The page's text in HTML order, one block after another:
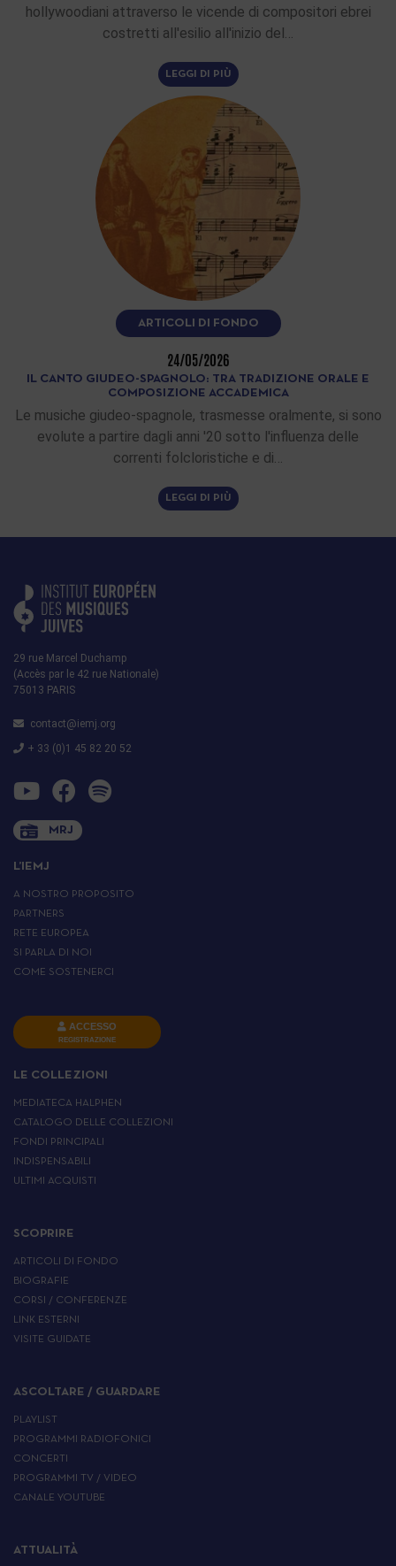
hollywoodiani attraverso le vicende di compositori ebrei
costretti all'esilio all'inizio del…
LEGGI DI PIÙ
ARTICOLI DI FONDO
24/05/2026
IL CANTO GIUDEO-SPAGNOLO: TRA TRADIZIONE ORALE E
COMPOSIZIONE ACCADEMICA
Le musiche giudeo-spagnole, trasmesse oralmente, si sono
evolute a partire dagli anni '20 sotto l'influenza delle
correnti folcloristiche e di…
LEGGI DI PIÙ
29 rue Marcel Duchamp
(Accès par le 42 rue Nationale)
75013 PARIS
contact@iemj.org
+ 33 (0)1 45 82 20 52
MRJ
L’IEMJ
A NOSTRO PROPOSITO
PARTNERS
RETE EUROPEA
SI PARLA DI NOI
COME SOSTENERCI
ACCESSO
REGISTRAZIONE
LE COLLEZIONI
MEDIATECA HALPHEN
CATALOGO DELLE COLLEZIONI
FONDI PRINCIPALI
INDISPENSABILI
ULTIMI ACQUISTI
SCOPRIRE
ARTICOLI DI FONDO
BIOGRAFIE
CORSI / CONFERENZE
LINK ESTERNI
VISITE GUIDATE
ASCOLTARE / GUARDARE
PLAYLIST
PROGRAMMI RADIOFONICI
CONCERTI
PROGRAMMI TV / VIDEO
CANALE YOUTUBE
ATTUALITÀ